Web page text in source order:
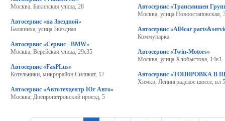
Москва, Бакинская улица, 28
Автосервис «на Звездной»
Балашиха, улица Звездная
Автосервис «Сервис - BMW»
Москва, Верейская улица, 29с35
Автосервис «FasPLus»
Котельники, микрорайон Силикат, 17
Автосервис «Автотехцентр Юг Авто»
Москва, Днепропетровский проезд, 5
Автосервис «Трансмишен
Москва, улица Новоостаповская,
Автосервис «All4car
Коммунарка
Автосервис «Twin-Motors»
Москва, улица Хлобыстова, 14к1
Автосервис «ТОНИРОВКА В
Химки, Ленинградское шоссе,